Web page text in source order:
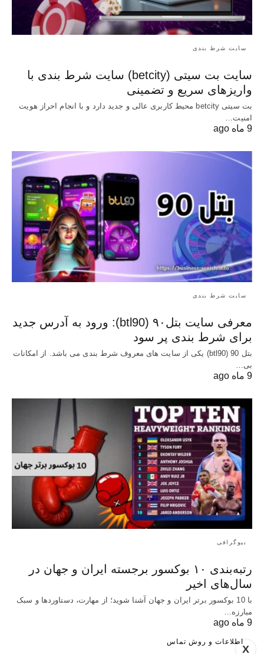
X
سایت شرط بندی
سایت بت سیتی (betcity) سایت شرط بندی با
واریزهای سریع و تضمینی
بت سیتی betcity محیط کاربری عالی و جدید دارد و با انجام احراز هویت
امنیت…
9 ماه ago
سایت شرط بندی
معرفی سایت بتل۹۰ (btl90): ورود به آدرس جدید
برای شرط بندی پر سود
بتل 90 (btl90) یکی از سایت های معروف شرط بندی می باشد. از امکانات
بی…
9 ماه ago
بیوگرافی
رتبه‌بندی ۱۰ بوکسور برجسته ایران و جهان در
سال‌های اخیر
با 10 بوکسور برتر ایران و جهان آشنا شوید؛ از مهارت، دستاوردها و سبک
مبارزه…
9 ماه ago
اطلاعات و روش تماس